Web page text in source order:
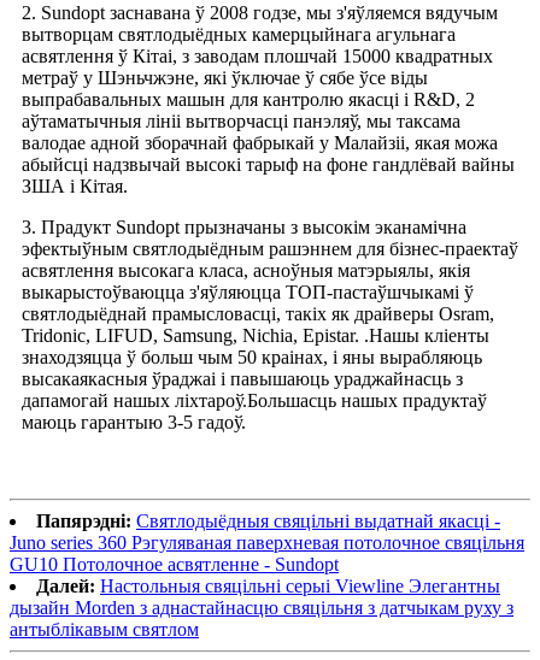
2. Sundopt заснавана ў 2008 годзе, мы з'яўляемся вядучым
вытворцам святлодыёдных камерцыйнага агульнага
асвятлення ў Кітаі, з заводам плошчай 15000 квадратных
метраў у Шэньчжэне, які ўключае ў сябе ўсе віды
выпрабавальных машын для кантролю якасці і R&D, 2
аўтаматычныя лініі вытворчасці панэляў, мы таксама
валодае адной зборачнай фабрыкай у Малайзіі, якая можа
абыйсці надзвычай высокі тарыф на фоне гандлёвай вайны
ЗША і Кітая.
3. Прадукт Sundopt прызначаны з высокім эканамічна
эфектыўным святлодыёдным рашэннем для бізнес-праектаў
асвятлення высокага класа, асноўныя матэрыялы, якія
выкарыстоўваюцца з'яўляюцца ТОП-пастаўшчыкамі ў
святлодыёднай прамысловасці, такіх як драйверы Osram,
Tridonic, LIFUD, Samsung, Nichia, Epistar. .Нашы кліенты
знаходзяцца ў больш чым 50 краінах, і яны вырабляюць
высакаякасныя ўраджаі і павышаюць ураджайнасць з
дапамогай нашых ліхтароў.Большасць нашых прадуктаў
маюць гарантыю 3-5 гадоў.
Папярэдні: Святлодыёдныя свяцільні выдатнай якасці -
Juno series 360 Рэгуляваная паверхневая потолочное свяцільня
GU10 Потолочное асвятленне - Sundopt
Далей: Настольныя свяцільні серыі Viewline Элегантны
дызайн Morden з аднастайнасцю свяцільня з датчыкам руху з
антыблікавым святлом